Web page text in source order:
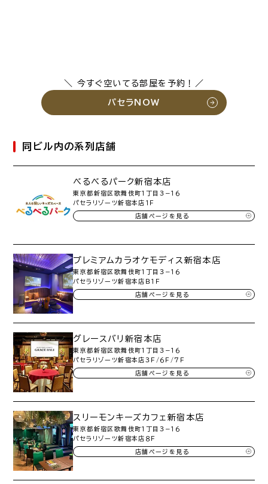
＼ 今すぐ空いてる部屋を予約！／
パセラNOW
同ビル内の系列店舗
べるべるパーク新宿本店
東京都新宿区歌舞伎町１丁目３−１６
パセラリゾーツ新宿本店１Ｆ
店舗ページを見る
プレミアムカラオケモディス新宿本店
東京都新宿区歌舞伎町１丁目３−１６
パセラリゾーツ新宿本店Ｂ１Ｆ
店舗ページを見る
グレースバリ新宿本店
東京都新宿区歌舞伎町１丁目３−１６
パセラリゾーツ新宿本店３Ｆ/６Ｆ/７Ｆ
店舗ページを見る
スリーモンキーズカフェ新宿本店
東京都新宿区歌舞伎町１丁目３−１６
パセラリゾーツ新宿本店８Ｆ
店舗ページを見る